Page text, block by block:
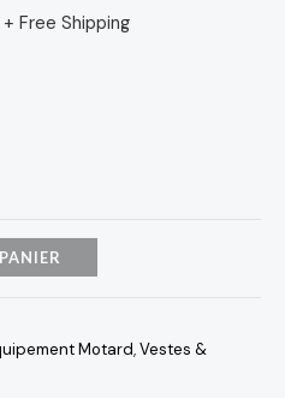
+ Free Shipping
Motard,Vestes &